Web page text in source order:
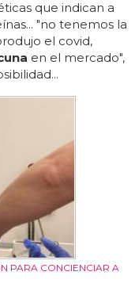
que indican a
"no tenemos la
el covid,
en el mercado",
PARA CONCIENCIAR A